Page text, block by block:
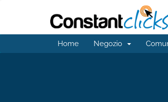
Home Negozio